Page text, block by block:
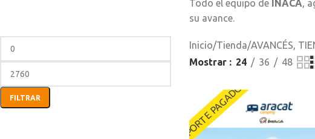
FILTRAR
Todo el equipo de INACA,
su avance.
Inicio/Tienda/AVANCÉS,
Mostrar 24 36 48
PORTE PAGADO